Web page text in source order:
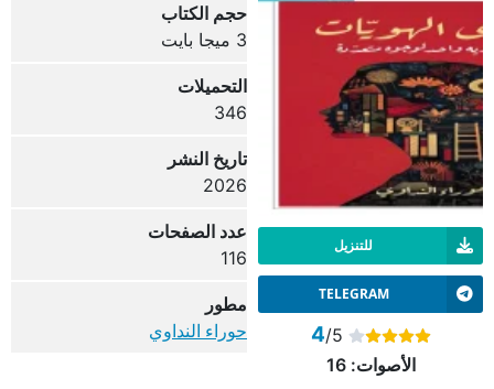
للتنزيل
TELEGRAM
4/5
الأصوات:16
حجم الكتاب
3 ميجا بايت
التحميلات
346
تاريخ النشر
2026
عدد الصفحات
116
مطور
حوراء النداوي